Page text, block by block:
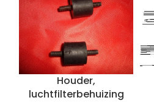
Houder,
luchtfilterbehuizing